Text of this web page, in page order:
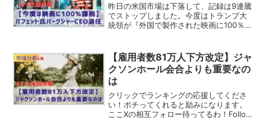
昨日の米国市場は下落して、記録は9連騰
でストップしました。今度はトランプ大
統領が『外国で製作された映画に100％の
響が出ています。一方で、非製造業の景
気指数は上昇してお...
市場分析
【雇用者数81万人下方改定】ジャ
クソンホール会合よりも重要なの
は
クリックでランキングの応援してくださ
い！ポチってくれると励みになります。
ここXの相互フォロー待ってるわ！Follow